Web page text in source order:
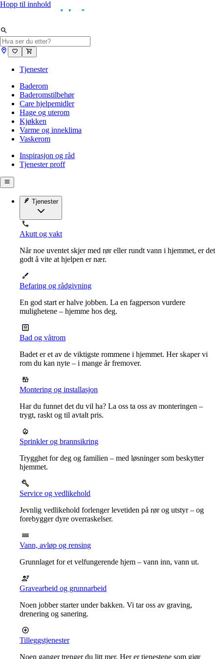
Hopp til innhold
Tjenester
Baderom
Baderomstilbehør
Care hjelpemidler
Hage og uterom
Kjøkken
Varme og inneklima
Vaskerom
Inspirasjon og råd
Tjenester proff
Tjenester
Akutt og vakt
Når noe uventet skjer med rør eller rundt vann i hjemmet, er det
godt å vite at hjelpen er nær.
Befaring og rådgivning
En god start er halve jobben. La en fagperson vurdere
mulighetene – hjemme hos deg.
Bad og våtrom
Badet er et av de viktigste rommene i hjemmet. Her skaper vi
rom du kan nyte – i mange år fremover.
Montering og installasjon
Har du funnet det du vil ha? La oss ta oss av monteringen –
trygt, raskt og til avtalt pris.
Sprinkler og brannsikring
Trygghet for deg og familien – med løsninger som beskytter
hjemmet.
Service og vedlikehold
Jevnlig vedlikehold forlenger levetiden på rør og utstyr – og
forebygger dyre overraskelser.
Vann, avløp og rensing
Grunnlaget for et velfungerende hjem – vann inn, vann ut.
Gravearbeid og grunnarbeid
Noen jobber starter under bakken. Vi tar oss av graving,
drenering og sanering.
Tilleggstjenester
Noen ganger trenger du litt mer. Her er tjenestene som gjør